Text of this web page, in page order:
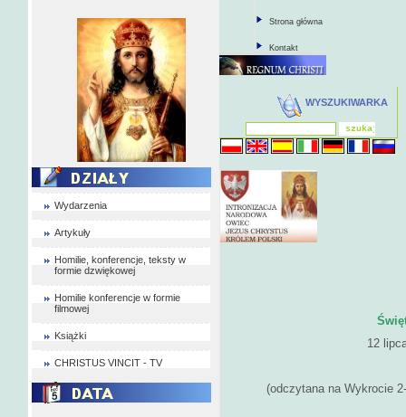
Wydarzenia
Artykuły
Homilie, konferencje, teksty w
formie dzwiękowej
Homilie konferencje w formie
filmowej
Książki
CHRISTUS VINCIT - TV
Strona główna
Kontakt
WYSZUKIWARKA
12
(odczytana na Wykrocie